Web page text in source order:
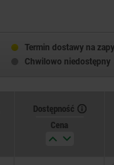
Termin dostawy na
Chwilowo niedostępny
Otwór ustalający H11
Dostępność
Cena